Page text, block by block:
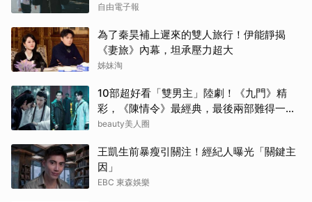
自由電子報
為了秦昊補上遲來的雙人旅行！伊能靜揭
《妻旅》內幕，坦承壓力超大
姊妹淘
10部超好看「雙男主」陸劇！《九門》精
彩，《陳情令》最經典，最後兩部難得一面
倒好評
beauty美人圈
王凱生前暴瘦引關注！經紀人曝光「關鍵主
因」
EBC 東森娛樂